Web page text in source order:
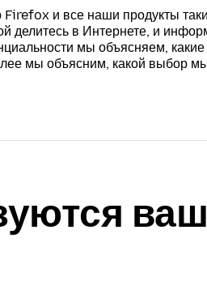
и все наши продукты
делитесь в Интернете, и
мы объясняем,
мы объясним, какой выбор